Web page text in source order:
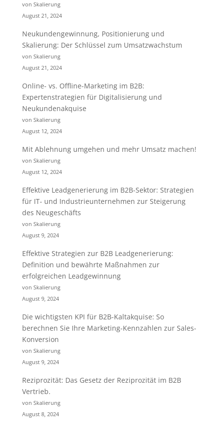
von Skalierung
August 21, 2024
Neukundengewinnung, Positionierung und
Skalierung: Der Schlüssel zum Umsatzwachstum
von Skalierung
August 21, 2024
Online- vs. Offline-Marketing im B2B:
Expertenstrategien für Digitalisierung und
Neukundenakquise
von Skalierung
August 12, 2024
Mit Ablehnung umgehen und mehr Umsatz machen!
von Skalierung
August 12, 2024
Effektive Leadgenerierung im B2B-Sektor: Strategien
für IT- und Industrieunternehmen zur Steigerung
des Neugeschäfts
von Skalierung
August 9, 2024
Effektive Strategien zur B2B Leadgenerierung:
Definition und bewährte Maßnahmen zur
erfolgreichen Leadgewinnung
von Skalierung
August 9, 2024
Die wichtigsten KPI für B2B-Kaltakquise: So
berechnen Sie Ihre Marketing-Kennzahlen zur Sales-
Konversion
von Skalierung
August 9, 2024
Reziprozität: Das Gesetz der Reziprozität im B2B
Vertrieb.
von Skalierung
August 8, 2024